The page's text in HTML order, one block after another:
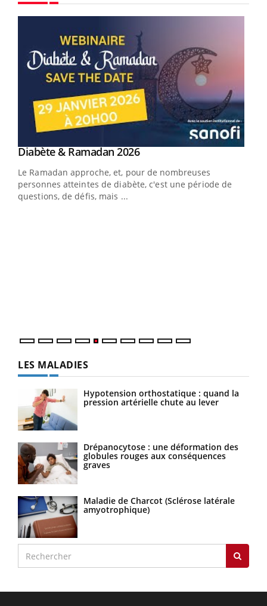
Youtube
Diabète & Ramadan 2026Youtube
Le Ramadan approche, et, pour de nombreuses
personnes atteintes de diabète, c'est une période de
questions, de défis, mais ...
LES MALADIES
Hypotension orthostatique : quand la
pression artérielle chute au lever
Drépanocytose : une déformation des
globules rouges aux conséquences
graves
Maladie de Charcot (Sclérose latérale
amyotrophique)